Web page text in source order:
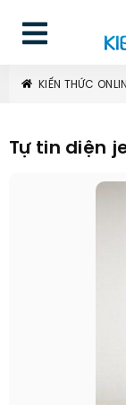
KIẾN THỨC
Tự tin diện